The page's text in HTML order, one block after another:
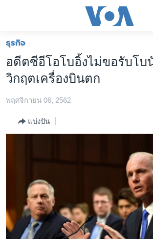
ต่อ
ข้าม
ไป
เนื้อหา
ข้าม
หน้าหลัก
โลก
เอเชีย
สหรัฐฯ
ไทย
ไลฟ์สไตล์
ตรวจสอบข่าว
เรียนรู้ภาษาอังกฤษ
ธุรกิจ
อดีตซีอีโอโบอิ้งไม่ขอรับโบ
วิกฤตเครื่องบินตก
พฤศจิกายน 06, 2562
แบ่งปัน